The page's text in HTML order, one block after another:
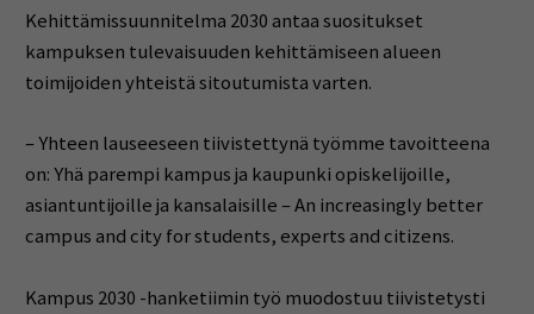
Kehittämissuunnitelma 2030 antaa suositukset
kampuksen tulevaisuuden kehittämiseen alueen
toimijoiden yhteistä sitoutumista varten.
– Yhteen lauseeseen tiivistettynä työmme tavoitteena
on: Yhä parempi kampus ja kaupunki opiskelijoille,
asiantuntijoille ja kansalaisille – An increasingly better
campus and city for students, experts and citizens.
Kampus 2030 -hanketiimin työ muodostuu tiivistetysti